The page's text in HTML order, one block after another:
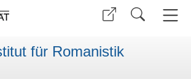
für Romanistik